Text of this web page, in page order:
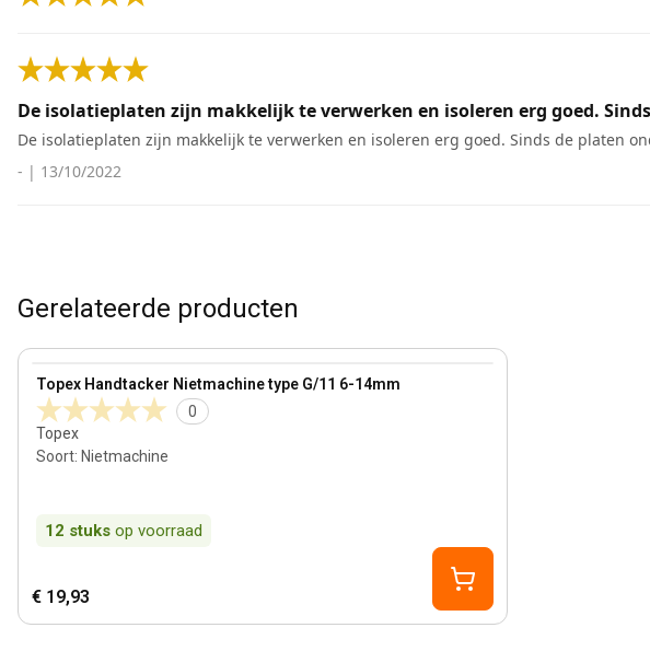
De isolatieplaten zijn makkelijk te verwerken en isoleren erg goed.
De isolatieplaten zijn makkelijk te verwerken en isoleren erg goed. Sinds de platen
- | 13/10/2022
Gerelateerde producten
Topex Handtacker Nietmachine type G/11 6-14mm
0
Topex
Soort: Nietmachine
12 stuks op voorraad
View product
€ 19,93